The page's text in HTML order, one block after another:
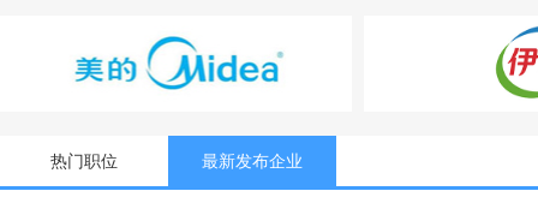
热门职位 最新发布企业